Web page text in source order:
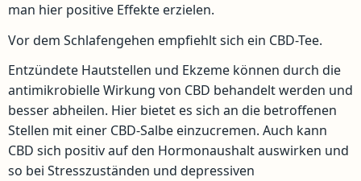
man hier positive Effekte erzielen.
Vor dem Schlafengehen empfiehlt sich ein CBD-Tee.
Entzündete Hautstellen und Ekzeme können durch die
antimikrobielle Wirkung von CBD behandelt werden und
besser abheilen. Hier bietet es sich an die betroffenen
Stellen mit einer CBD-Salbe einzucremen. Auch kann
CBD sich positiv auf den Hormonaushalt auswirken und
so bei Stresszuständen und depressiven